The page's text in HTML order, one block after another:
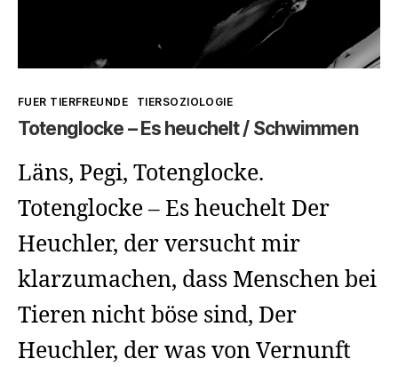
Kategorien
FUER TIERFREUNDE TIERSOZIOLOGIE
Totenglocke – Es heuchelt / Schwimmen
Läns, Pegi, Totenglocke.
Totenglocke – Es heuchelt Der
Heuchler, der versucht mir
klarzumachen, dass Menschen bei
Tieren nicht böse sind, Der
Heuchler, der was von Vernunft